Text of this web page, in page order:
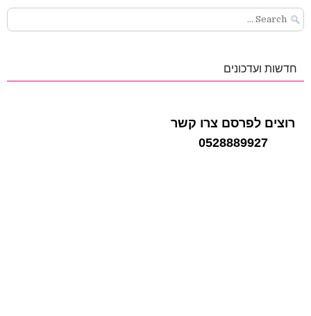
Search
for:
חדשות ועדכונים
רוצים לפרסם צרו קשר
0528889927